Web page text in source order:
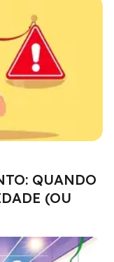
QUANDO
(OU